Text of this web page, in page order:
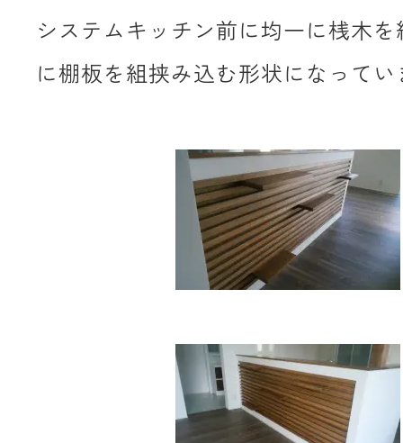
システムキッチン前に均一に桟木
に棚板を組挟み込む形状になってい